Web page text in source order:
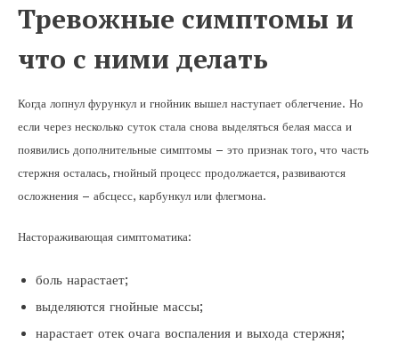
Тревожные симптомы и
что с ними делать
Когда лопнул фурункул и гнойник вышел наступает облегчение. Но
если через несколько суток стала снова выделяться белая масса и
появились дополнительные симптомы – это признак того, что часть
стержня осталась, гнойный процесс продолжается, развиваются
осложнения – абсцесс, карбункул или флегмона.
Настораживающая симптоматика:
боль нарастает;
выделяются гнойные массы;
нарастает отек очага воспаления и выхода стержня;